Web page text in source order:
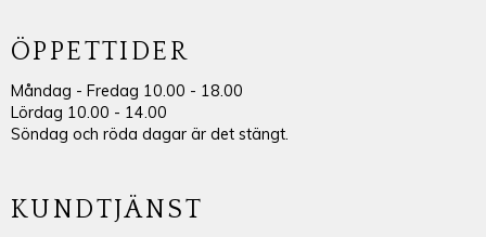
ÖPPETTIDER
Måndag - Fredag 10.00 - 18.00
Lördag 10.00 - 14.00
Söndag och röda dagar är det stängt.
KUNDTJÄNST